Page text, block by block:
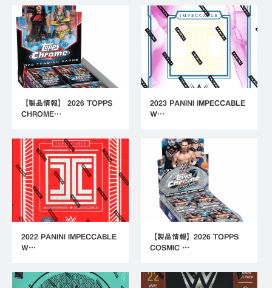
【製品情報】 2026 TOPPS
CHROME…
2023 PANINI IMPECCABLE
W…
2022 PANINI IMPECCABLE
W…
【製品情報】2026 TOPPS
COSMIC …